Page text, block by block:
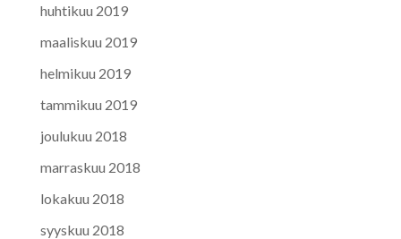
huhtikuu 2019
maaliskuu 2019
helmikuu 2019
tammikuu 2019
joulukuu 2018
marraskuu 2018
lokakuu 2018
syyskuu 2018